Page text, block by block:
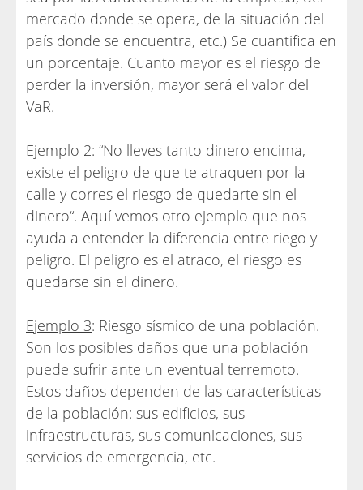
mercado donde se opera, de la situación del
país donde se encuentra, etc.) Se cuantifica en
un porcentaje. Cuanto mayor es el riesgo de
perder la inversión, mayor será el valor del
VaR.
Ejemplo 2: “No lleves tanto dinero encima,
existe el peligro de que te atraquen por la
calle y corres el riesgo de quedarte sin el
dinero“. Aquí vemos otro ejemplo que nos
ayuda a entender la diferencia entre riego y
peligro. El peligro es el atraco, el riesgo es
quedarse sin el dinero.
Ejemplo 3: Riesgo sísmico de una población.
Son los posibles daños que una población
puede sufrir ante un eventual terremoto.
Estos daños dependen de las características
de la población: sus edificios, sus
infraestructuras, sus comunicaciones, sus
servicios de emergencia, etc.